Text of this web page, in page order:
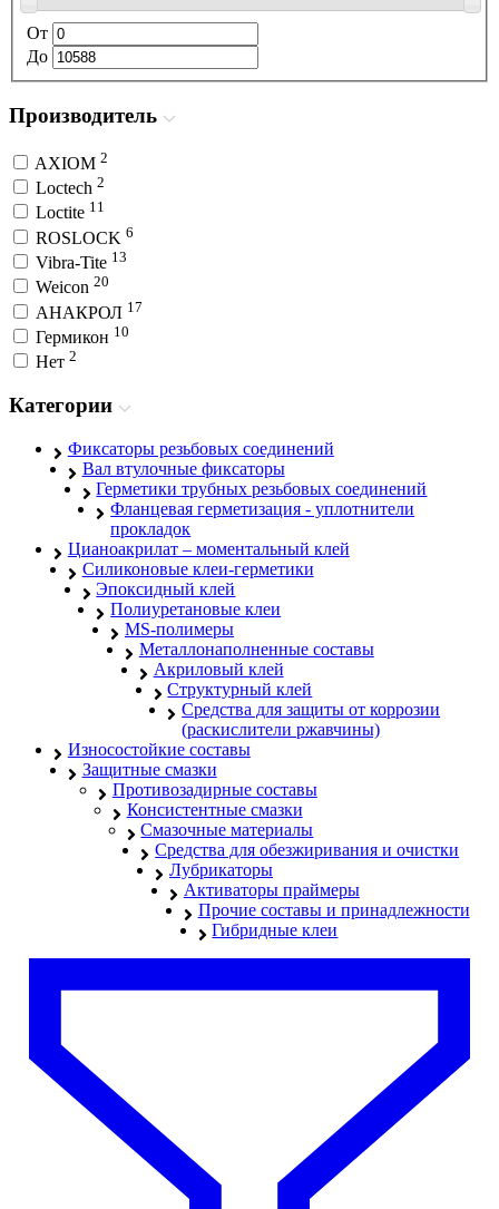
От
До
Производитель
AXIOM 2
Loctech 2
Loctite 11
ROSLOCK 6
Vibra-Tite 13
Weicon 20
АНАКРОЛ 17
Гермикон 10
Нет 2
Категории
Фиксаторы резьбовых соединений
Вал втулочные фиксаторы
Герметики трубных резьбовых соединений
Фланцевая герметизация - уплотнители
прокладок
Цианоакрилат – моментальный клей
Силиконовые клеи-герметики
Эпоксидный клей
Полиуретановые клеи
MS-полимеры
Металлонаполненные составы
Акриловый клей
Структурный клей
Средства для защиты от коррозии
(раскислители ржавчины)
Износостойкие составы
Защитные смазки
Противозадирные составы
Консистентные смазки
Смазочные материалы
Средства для обезжиривания и очистки
Лубрикаторы
Активаторы праймеры
Прочие составы и принадлежности
Гибридные клеи